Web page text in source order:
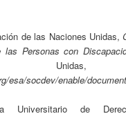
de las Naciones Unidas,
las Personas con
esa/socdev/enable/
Universitario de